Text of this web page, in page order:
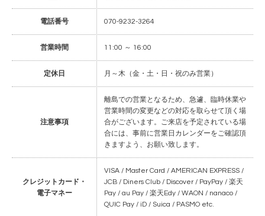
電話番号 070-9232-3264
営業時間 11:00 ～ 16:00
定休日 月～木（金・土・日・祝のみ営業）
注意事項
離島での営業となるため、急遽、臨時休業や
営業時間の変更などの対応を取らせて頂く場
合がございます。ご来店を予定されている場
合には、事前に営業日カレンダーをご確認頂
きますよう、お願い致します。
クレジットカード・
電子マネー
VISA / Master Card / AMERICAN EXPRESS /
JCB / Diners Club / Discover / PayPay / 楽天
Pay / au Pay / 楽天Edy / WAON / nanaco /
QUIC Pay / iD / Suica / PASMO etc.